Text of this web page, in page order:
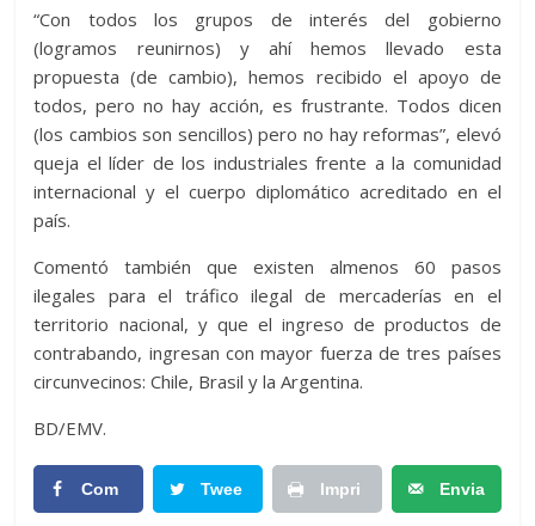
“Con todos los grupos de interés del gobierno
(logramos reunirnos) y ahí hemos llevado esta
propuesta (de cambio), hemos recibido el apoyo de
todos, pero no hay acción, es frustrante. Todos dicen
(los cambios son sencillos) pero no hay reformas”, elevó
queja el líder de los industriales frente a la comunidad
internacional y el cuerpo diplomático acreditado en el
país.
Comentó también que existen almenos 60 pasos
ilegales para el tráfico ilegal de mercaderías en el
territorio nacional, y que el ingreso de productos de
contrabando, ingresan con mayor fuerza de tres países
circunvecinos: Chile, Brasil y la Argentina.
BD/EMV.
Com Twee Impri Envia